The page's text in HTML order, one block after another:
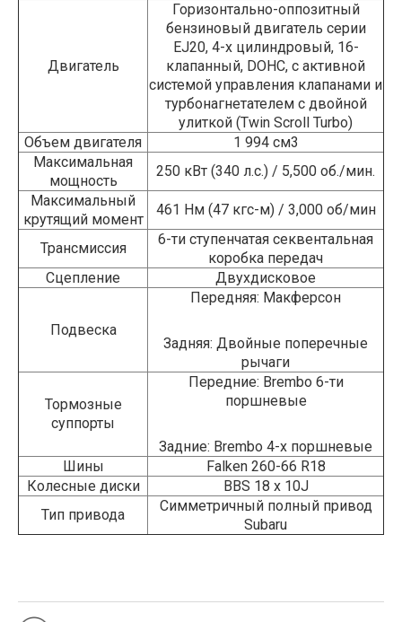
Двигатель
Горизонтально-оппозитный
бензиновый двигатель серии
EJ20, 4-х цилиндровый, 16-
клапанный, DOHC, с активной
системой управления клапанами и
турбонагнетателем с двойной
улиткой (Twin Scroll Turbo)
Объем двигателя
1 994 см3
Максимальная
мощность
250 кВт (340 л.с.) / 5,500 об./мин.
Максимальный
крутящий момент
461 Нм (47 кгс-м) / 3,000 об/мин
Трансмиссия
6-ти ступенчатая секвентальная
коробка передач
Сцепление
Двухдисковое
Подвеска
Передняя: Макферсон
Задняя: Двойные поперечные
рычаги
Тормозные
суппорты
Передние: Brembo 6-ти
поршневые
Задние: Brembo 4-х поршневые
Шины
Falken 260-66 R18
Колесные диски
BBS 18 x 10J
Тип привода
Симметричный полный привод
Subaru